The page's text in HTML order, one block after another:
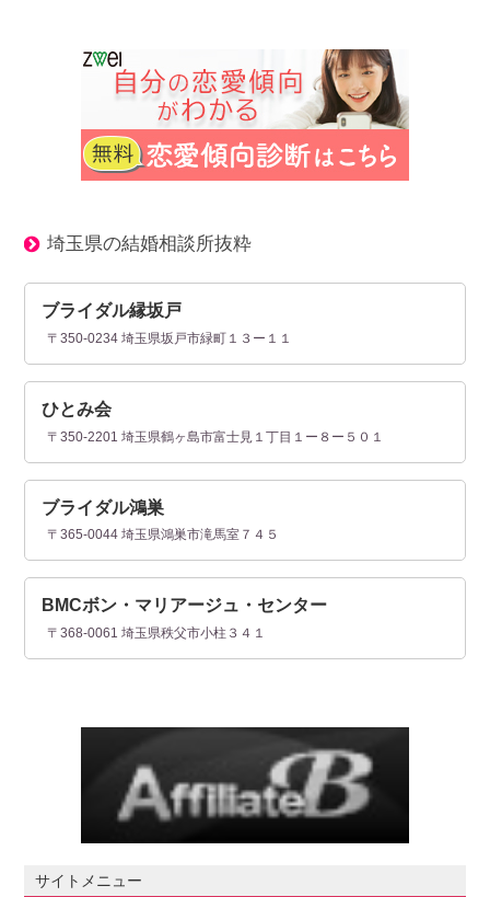
埼玉県の結婚相談所抜粋
ブライダル縁坂戸
〒350-0234 埼玉県坂戸市緑町１３ー１１
ひとみ会
〒350-2201 埼玉県鶴ヶ島市富士見１丁目１ー８ー５０１
ブライダル鴻巣
〒365-0044 埼玉県鴻巣市滝馬室７４５
BMCボン・マリアージュ・センター
〒368-0061 埼玉県秩父市小柱３４１
サイトメニュー